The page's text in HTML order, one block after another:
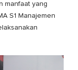
manfaat yang
S1 Manajemen